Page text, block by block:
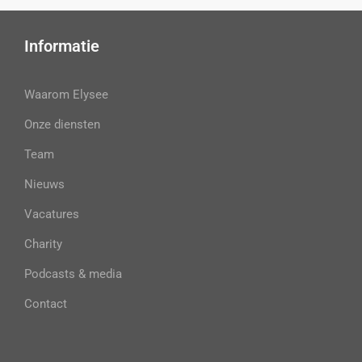
Informatie
Waarom Elysee
Onze diensten
Team
Nieuws
Vacatures
Charity
Podcasts & media
Contact